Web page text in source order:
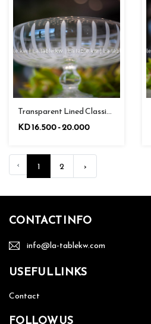
Transparent Lined Classic Curved Bowl / كلاسيك وعاء منحني مبطن شفاف
KD 16.500 - 20.000
‹ 1 2 ›
CONTACT INFO
info@la-tablekw.com
USEFUL LINKS
Contact
FOLLOW US